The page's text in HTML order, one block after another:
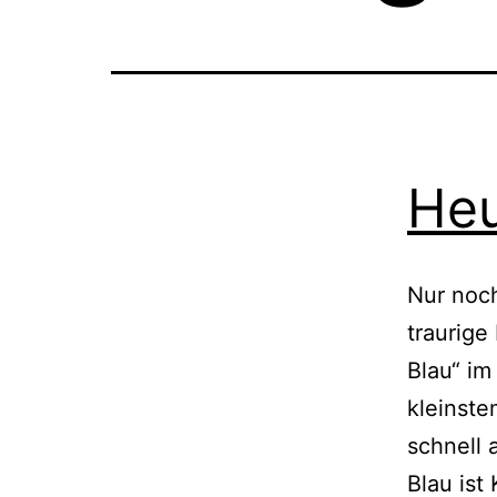
Nur
traurige
Blau“
schnell
Blau ist